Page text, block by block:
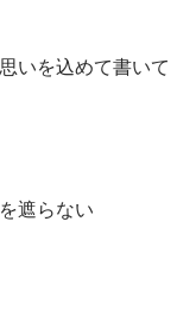
いを込めて書いて
遮らない